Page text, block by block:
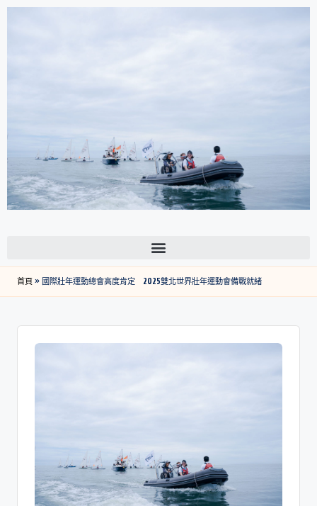
首頁» 國際壯年運動總會高度肯定 2025雙北世界壯年運動會備戰就緒